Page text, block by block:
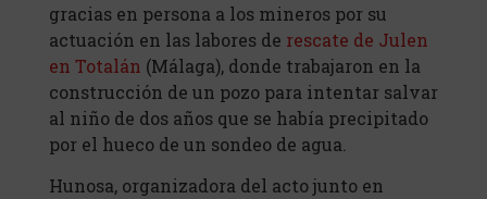
gracias en persona a los mineros por su
actuación en las labores de rescate de Julen
en Totalán (Málaga), donde trabajaron en la
construcción de un pozo para intentar salvar
al niño de dos años que se había precipitado
por el hueco de un sondeo de agua.
Hunosa, organizadora del acto junto en